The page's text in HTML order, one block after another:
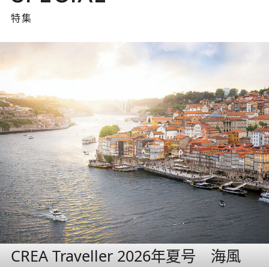
特集
CREA Traveller 2026年夏号 海風